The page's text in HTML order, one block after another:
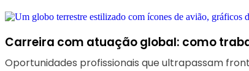
Carreira com atuação global: como
Oportunidades profissionais que ultrapassam